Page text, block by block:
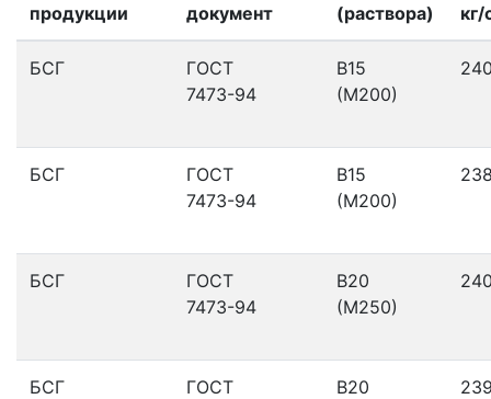
продукции
документ
(раствора)
кг/
БСГ
ГОСТ
7473-94
В15
(М200)
БСГ
ГОСТ
7473-94
В15
(М200)
БСГ
ГОСТ
7473-94
В20
(М250)
БСГ
ГОСТ
В20